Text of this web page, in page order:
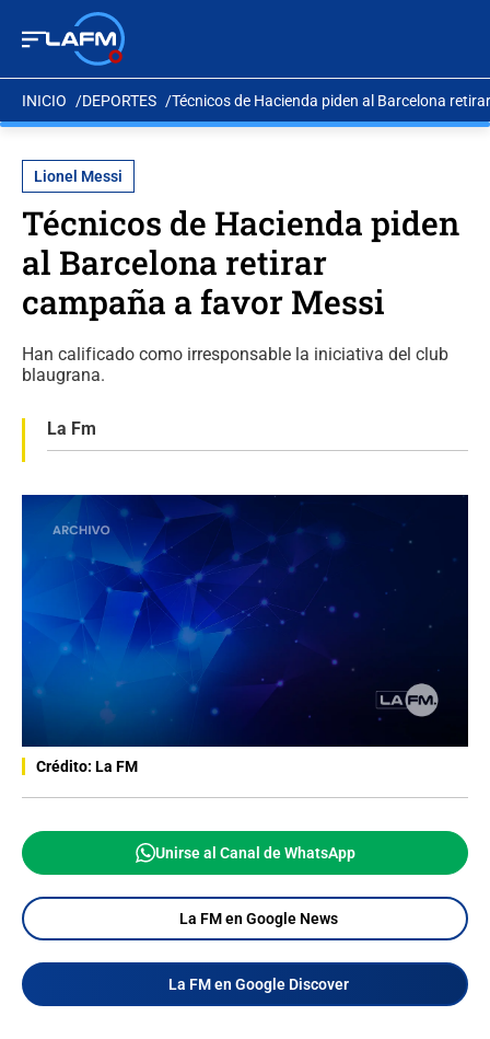
INICIO DEPORTES Técnicos de Hacienda piden al Barcelona
Lionel Messi
Técnicos de Hacienda piden
al Barcelona retirar
campaña a favor Messi
Han calificado como irresponsable la iniciativa del club
blaugrana.
La Fm
Crédito: La FM
Unirse al Canal de WhatsApp
La FM en Google News
La FM en Google Discover